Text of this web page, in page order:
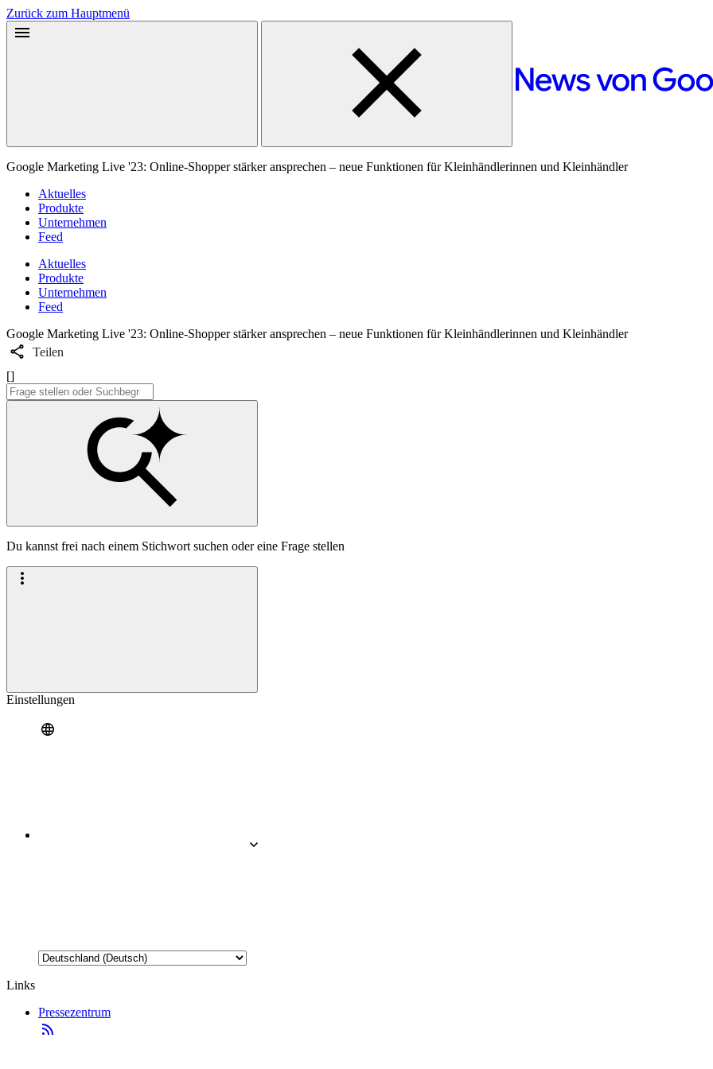
Zurück zum Hauptmenü
Google Marketing Live '23: Online-Shopper stärker ansprechen – neue Funktionen für Kleinhändlerinnen und Kleinhändler
Aktuelles
Produkte
Unternehmen
Feed
Aktuelles
Produkte
Unternehmen
Feed
Google Marketing Live '23: Online-Shopper stärker ansprechen – neue Funktionen für Kleinhändlerinnen und Kleinhändler
Teilen
[]
Du kannst frei nach einem Stichwort suchen oder eine Frage stellen
Einstellungen
Links
Pressezentrum